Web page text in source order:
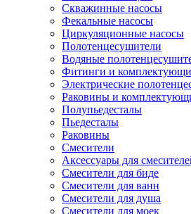
Скважинные насосы
Фекальные насосы
Циркуляционные насосы
Полотенцесушители
Водяные
Фитинги и
Электрические
Раковины и
Полупьедесталы
Пьедесталы
Раковины
Смесители
Аксессуары для
Смесители для биде
Смесители для ванн
Смесители для душа
Смесители для моек